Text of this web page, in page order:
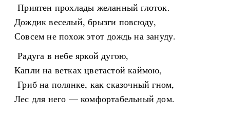
Приятен прохлады желанный глоток.
Дождик веселый, брызги повсюду,
Совсем не похож этот дождь на зануду.
Радуга в небе яркой дугою,
Капли на ветках цветастой каймою,
Гриб на полянке, как сказочный гном,
Лес для него — комфортабельный дом.